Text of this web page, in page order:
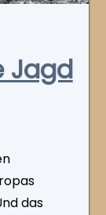
Jagd
das